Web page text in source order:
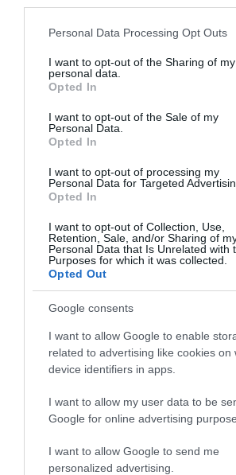
Please note that this website/app uses
not limited to your visit or usage
grant or deny consent to Google and its
use your data for below specified
consent section.
Personal Data Processing Opt Outs
I want to opt-out of the Sharing of my
personal data.
Opted In
I want to opt-out of the Sale of my
Personal Data.
Opted In
I want to opt-out of processing my
Personal Data for Targeted
Opted In
I want to opt-out of Collection, Use,
Retention, Sale, and/or Sharing of
Personal Data that Is Unrelated with
Purposes for which it was collected.
Opted Out
Google consents
I want to allow Google to enable
related to advertising like cookies on
device identifiers in apps.
I want to allow my user data to be
Google for online advertising
I want to allow Google to send me
personalized advertising.
07.08.2026 | 10:30
Συγκλονίζει μαρτυρία εθελοντή
στην Εύβοια: Ετσι σώθηκε το
07.08.2026 | 10:15
Είσαι διακοπές στην Εύβοια και
θες γεύσεις στα κάρβουνα; Έλα
στο «Παλιό Πιθάρι»!
Σίμος Κεδίκογλου: Η κίνηση του
βουλευτή που «τρέλανε»
εθελοντές στην Εύβοια
Ιός Δυτικού Νείλου: 65 κρούσματα
στην Ελλάδα – Έξι νεκροί και 20
ασθενείς σε νοσηλεία
Υπό έλεγχο η φωτιά στην Σκύρο –
07.08.2026 | 09:15
Όλες οι τελευταίες
ΠΕΡΙΣΣΟΤΕΡΑ ΑΠΟ ΔΙΕΘΝΗ
Τρόμος σε πτήση της
απότομα ύψος – 17
τραυματίες
NHS